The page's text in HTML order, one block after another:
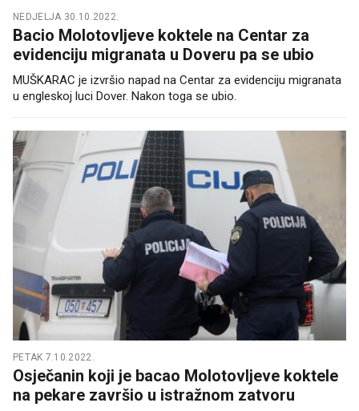
NEDJELJA 30.10.2022.
Bacio Molotovljeve koktele na Centar za
evidenciju migranata u Doveru pa se ubio
MUŠKARAC je izvršio napad na Centar za evidenciju migranata
u engleskoj luci Dover. Nakon toga se ubio.
PETAK 7.10.2022.
Osječanin koji je bacao Molotovljeve koktele
na pekare završio u istražnom zatvoru